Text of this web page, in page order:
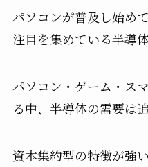
パソコンが普及し始め
注目を集めている半導体
パソコン・ゲーム・ス
る中、半導体の需要は
資本集約型の特徴が強